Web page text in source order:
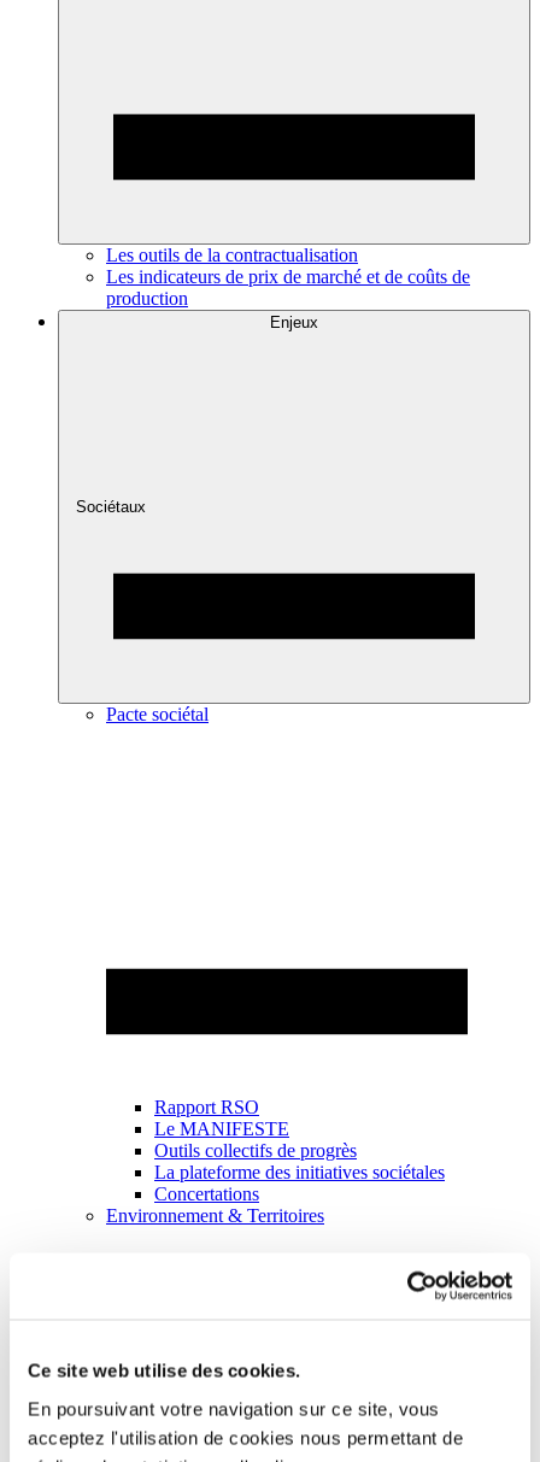
Ce site web utilise des cookies.
En poursuivant votre navigation sur ce site, vous
acceptez l'utilisation de cookies nous permettant de
Les outils de la contractualisation
Les indicateurs de prix de marché et de coûts de
production
Enjeux
Sociétaux
Pacte sociétal
Rapport RSO
Le MANIFESTE
Outils collectifs de progrès
La plateforme des initiatives sociétales
Concertations
Environnement & Territoires